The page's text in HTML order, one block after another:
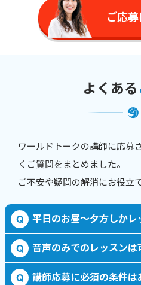
ご応
よくある
ワールドトークの講師に応募
くご質問をまとめました。
ご不安や疑問の解消にお役立
Q 平日のお昼〜夕方しか
Q 音声のみでのレッスンは
Q 講師応募に必須の条件は